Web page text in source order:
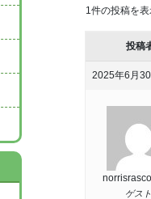
1件の投稿を
投稿
2025年6月
ゲスト